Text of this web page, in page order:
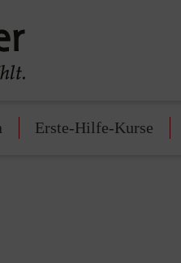
Erste-Hilfe-Kurse